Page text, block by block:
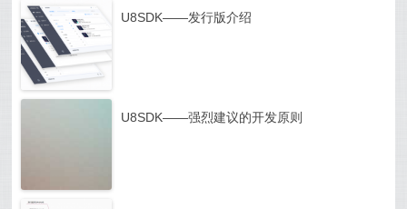
U8SDK——发行版介绍
U8SDK——强烈建议的开发原则